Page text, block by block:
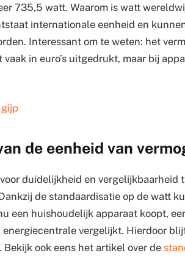
735,5 watt. Waarom is watt
internationale eenheid en
Interessant om te weten: het
vaak in euro’s uitgedrukt, maar bij
de eenheid van
duidelijkheid en vergelijkbaarheid
de standaardisatie op de watt
een huishoudelijk apparaat koopt,
energiecentrale vergelijkt. Hierdoor
ook eens het artikel over de